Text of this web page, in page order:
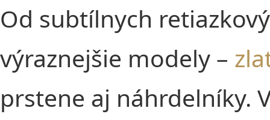
Od subtílnych
výraznejšie modely –
prstene aj náhrdelníky.